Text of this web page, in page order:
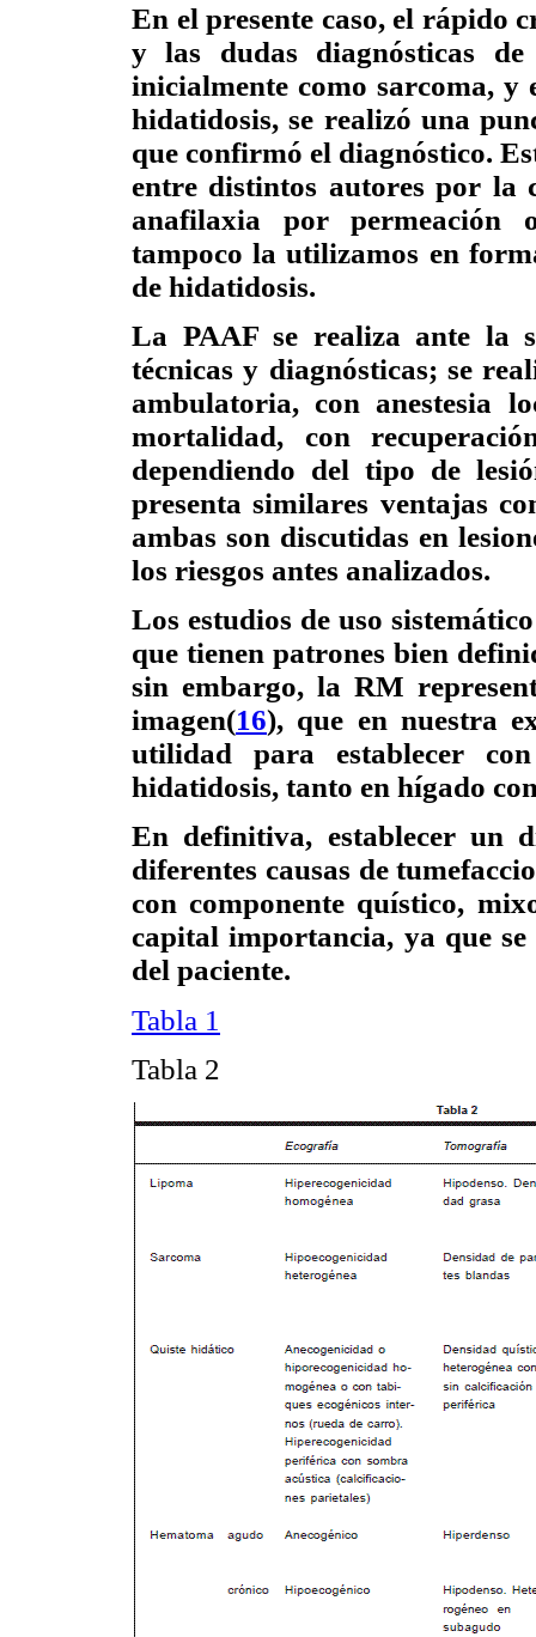
En el presente caso, el rápido
y las dudas diagnósticas
inicialmente como sarcoma, y
hidatidosis, se realizó una
que confirmó el diagnóstico.
entre distintos autores por la
anafilaxia por permeación
tampoco la utilizamos en
de hidatidosis.
La PAAF se realiza ante la
técnicas y diagnósticas; se
ambulatoria, con anestesia
mortalidad, con
dependiendo del tipo de
presenta similares ventajas
ambas son discutidas en
los riesgos antes analizados.
Los estudios de uso
que tienen patrones bien
sin embargo, la RM
imagen(16), que en nuestra
utilidad para establecer
hidatidosis, tanto en hígado
En definitiva, establecer un
diferentes causas de
con componente quístico,
capital importancia, ya que
del paciente.
Tabla 1
Tabla 2